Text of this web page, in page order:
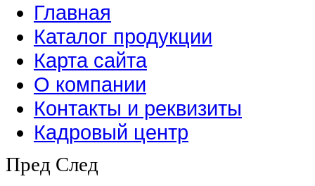
Главная
Каталог продукции
Карта сайта
О компании
Контакты и реквизиты
Кадровый центр
Пред След